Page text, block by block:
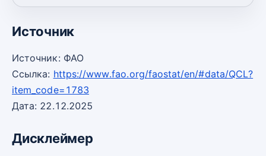
Источник
Источник: ФАО
Ссылка: https://www.fao.org/faostat/en/#data/QCL?
item_code=1783
Дата: 22.12.2025
Дисклеймер